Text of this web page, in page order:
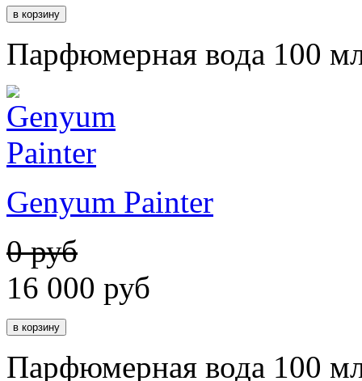
Парфюмерная вода 100
Genyum Painter
0 руб
16 000 руб
Парфюмерная вода 100